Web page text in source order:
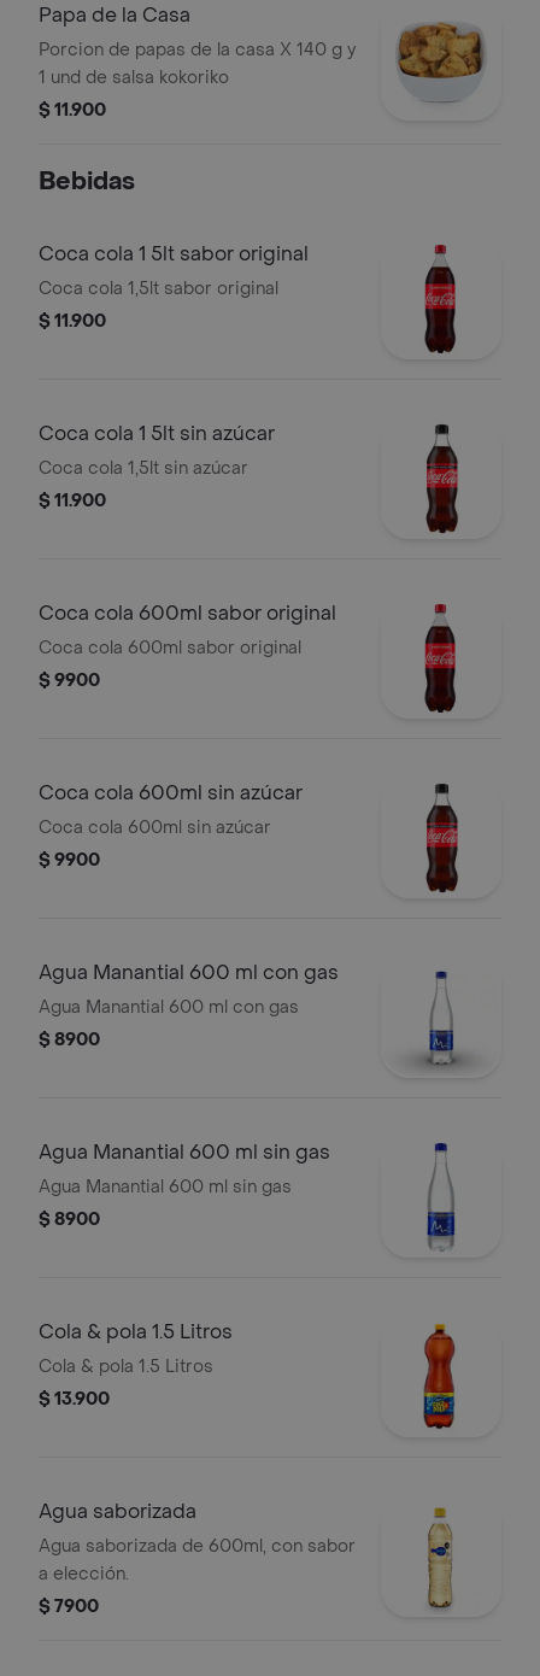
Papa de la Casa
Porcion de papas de la casa X 140 g y
1 und de salsa kokoriko
$ 11.900
Bebidas
Coca cola 1 5lt sabor original
Coca cola 1,5lt sabor original
$ 11.900
Coca cola 1 5lt sin azúcar
Coca cola 1,5lt sin azúcar
$ 11.900
Coca cola 600ml sabor original
Coca cola 600ml sabor original
$ 9900
Coca cola 600ml sin azúcar
Coca cola 600ml sin azúcar
$ 9900
Agua Manantial 600 ml con gas
Agua Manantial 600 ml con gas
$ 8900
Agua Manantial 600 ml sin gas
Agua Manantial 600 ml sin gas
$ 8900
Cola & pola 1.5 Litros
Cola & pola 1.5 Litros
$ 13.900
Agua saborizada
Agua saborizada de 600ml, con sabor
a elección.
$ 7900